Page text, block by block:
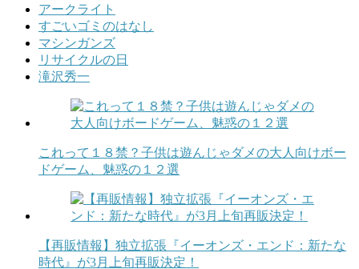
アークライト
すごいゴミのはなし
マシンガンズ
リサイクルの日
滝沢秀一
これって１８禁？子供は遊んじゃダメの大人向けボー
ドゲーム、魅惑の１２選
【再販情報】独立拡張『イーオンズ・エンド：新たな
時代』が3月上旬再販決定！